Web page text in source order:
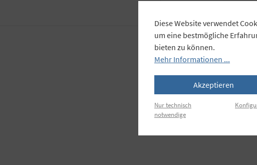
Diese Website verwendet
um eine bestmögliche
bieten zu können.
Mehr Informationen ...
Akzeptieren
Nur technisch
notwendige